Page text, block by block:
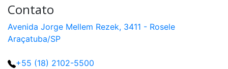
Contato
Avenida Jorge Mellem Rezek, 3411 - Rosele
Araçatuba/SP
+55 (18) 2102-5500